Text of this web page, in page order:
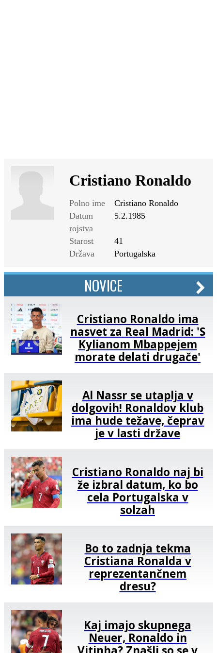
Cristiano Ronaldo
Polno ime
Cristiano Ronaldo
Datum
rojstva
5.2.1985
Starost
41
Država
Portugalska
NOVICE
Cristiano Ronaldo ima
nasvet za Real Madrid: 'S
Kylianom Mbappejem
morate delati drugače'
Al Nassr se utaplja v
dolgovih! Ronaldov klub
ima hude težave, čeprav
je v lasti države
Cristiano Ronaldo naj bi
že izbral datum, ko bo
cela Portugalska v
solzah
Bo to zadnja tekma
Cristiana Ronalda v
reprezentančnem
dresu?
Kaj imajo skupnega
Neuer, Ronaldo in